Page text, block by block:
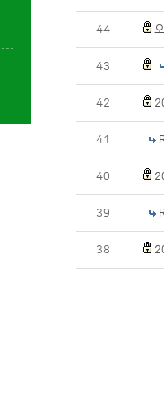
44
43
42
41
40
39
38